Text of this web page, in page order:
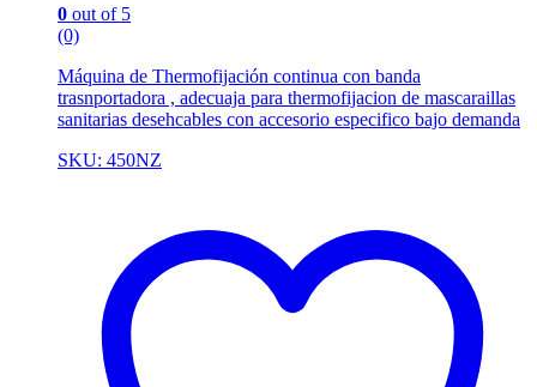
0 out of 5
(0)
Máquina de Thermofijación continua con banda
trasnportadora , adecuaja para thermofijacion de mascaraillas
sanitarias desehcables con accesorio especifico bajo demanda
SKU: 450NZ